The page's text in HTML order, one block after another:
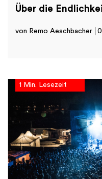
Über die
von Remo Aeschbacher
1 Min. Lesezeit